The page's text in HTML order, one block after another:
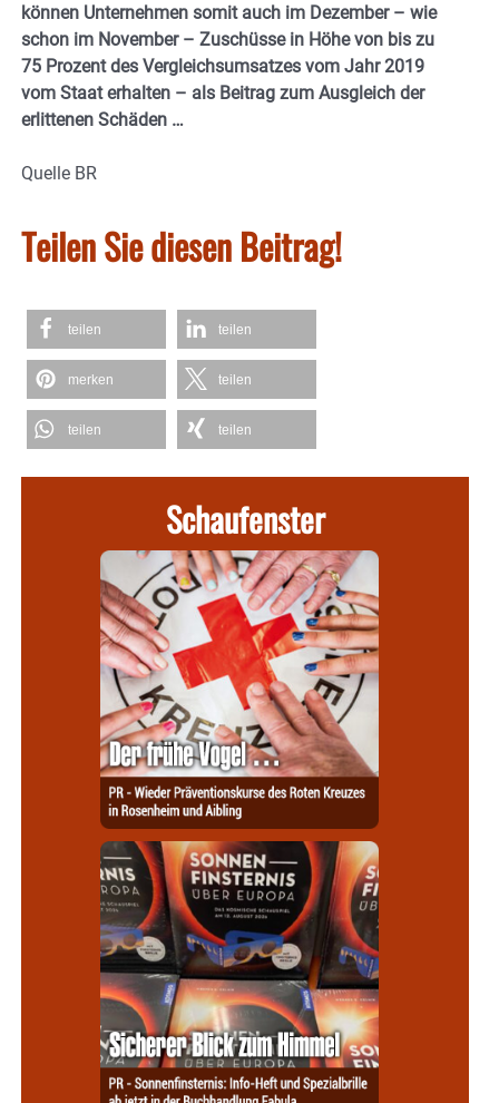
können Unternehmen somit auch im Dezember – wie
schon im November – Zuschüsse in Höhe von bis zu
75 Prozent des Vergleichsumsatzes vom Jahr 2019
vom Staat erhalten – als Beitrag zum Ausgleich der
erlittenen Schäden …
Quelle BR
Teilen Sie diesen Beitrag!
teilen teilen
merken teilen
teilen teilen
Schaufenster